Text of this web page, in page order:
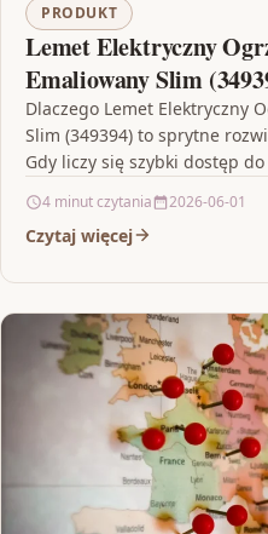
PRODUKT
Lemet Elektryczny
Emaliowany Slim
Dlaczego Lemet Elektryczny
Slim (349394) to sprytne
Gdy liczy się szybki dostęp
4 minut czytania 2026-06-01
Czytaj więcej